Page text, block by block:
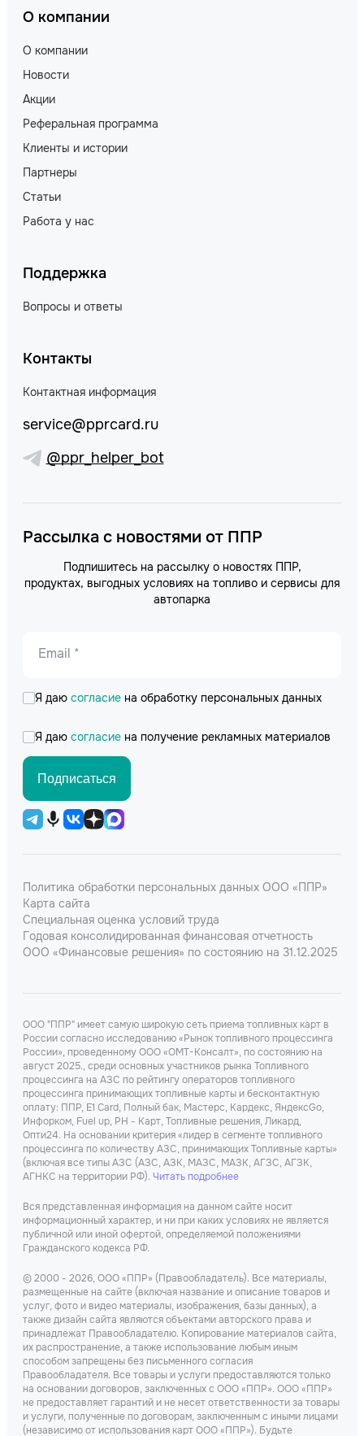
О компании
О компании
Новости
Акции
Реферальная программа
Клиенты и истории
Партнеры
Статьи
Работа у нас
Поддержка
Вопросы и ответы
Контакты
Контактная информация
service@pprcard.ru
@ppr_helper_bot
Рассылка с новостями от ППР
Подпишитесь на рассылку о новостях ППР,
продуктах, выгодных условиях на топливо и сервисы для
автопарка
Email *
Я даю согласие на обработку персональных данных
Я даю согласие на получение рекламных материалов
Подписаться
Политика обработки персональных данных ООО «ППР»
Карта сайта
Специальная оценка условий труда
Годовая консолидированная финансовая отчетность
ООО «Финансовые решения» по состоянию на 31.12.2025
ООО "ППР" имеет самую широкую сеть приема топливных карт в
России согласно исследованию «Рынок топливного процессинга
России», проведенному ООО «ОМТ-Консалт», по состоянию на
август 2025., среди основных участников рынка Топливного
процессинга на АЗС по рейтингу операторов топливного
процессинга принимающих топливные карты и бесконтактную
оплату: ППР, Е1 Card, Полный бак, Мастерс, Кардекс, ЯндексGo,
Инфорком, Fuel up, РН - Карт, Топливные решения, Ликард,
Опти24. На основании критерия «лидер в сегменте топливного
процессинга по количеству АЗС, принимающих Топливные карты»
(включая все типы АЗС (АЗС, АЗК, МАЗС, МАЗК, АГЗС, АГЗК,
АГНКС на территории РФ). Читать подробнее
Вся представленная информация на данном сайте носит
информационный характер, и ни при каких условиях не является
публичной или иной офертой, определяемой положениями
Гражданского кодекса РФ.
© 2000 - 2026, ООО «ППР» (Правообладатель). Все материалы,
размещенные на сайте (включая название и описание товаров и
услуг, фото и видео материалы, изображения, базы данных), а
также дизайн сайта являются объектами авторского права и
принадлежат Правообладателю. Копирование материалов сайта,
их распространение, а также использование любым иным
способом запрещены без письменного согласия
Правообладателя. Все товары и услуги предоставляются только
на основании договоров, заключенных с ООО «ППР». ООО «ППР»
не предоставляет гарантий и не несет ответственности за товары
и услуги, полученные по договорам, заключенным с иными лицами
(независимо от использования карт ООО «ППР»). Будьте